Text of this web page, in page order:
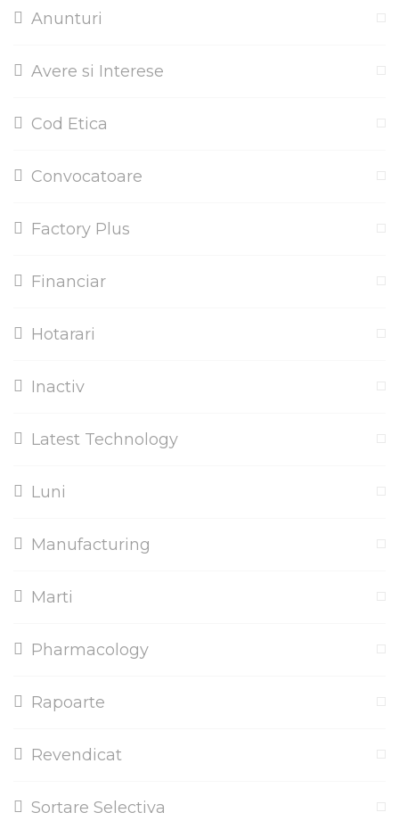
Anunturi
Avere si Interese
Cod Etica
Convocatoare
Factory Plus
Financiar
Hotarari
Inactiv
Latest Technology
Luni
Manufacturing
Marti
Pharmacology
Rapoarte
Revendicat
Sortare Selectiva